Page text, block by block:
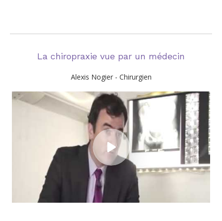
La chiropraxie vue par un médecin
Alexis Nogier - Chirurgien